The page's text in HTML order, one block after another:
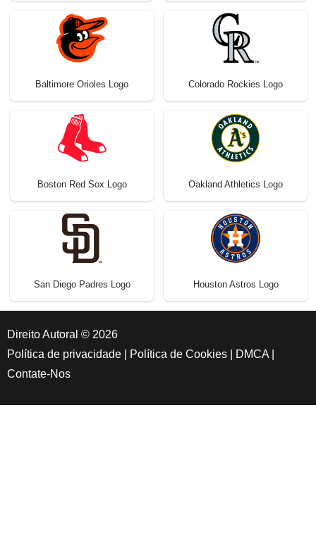
Baltimore Orioles Logo Colorado Rockies Logo
Boston Red Sox Logo Oakland Athletics Logo
San Diego Padres Logo Houston Astros Logo
Direito Autoral © 2026
Política de privacidade
Política de Cookies DMCA
Contate-Nos